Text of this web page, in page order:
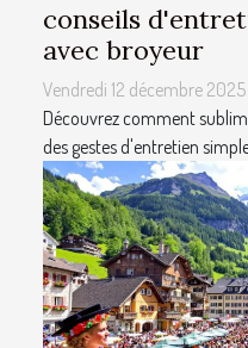
conseils
avec broyeur
Vendredi 12 décembre
Découvrez comment
des gestes d'entretien